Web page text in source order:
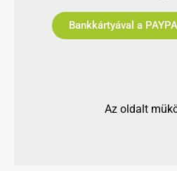
Az oldalt